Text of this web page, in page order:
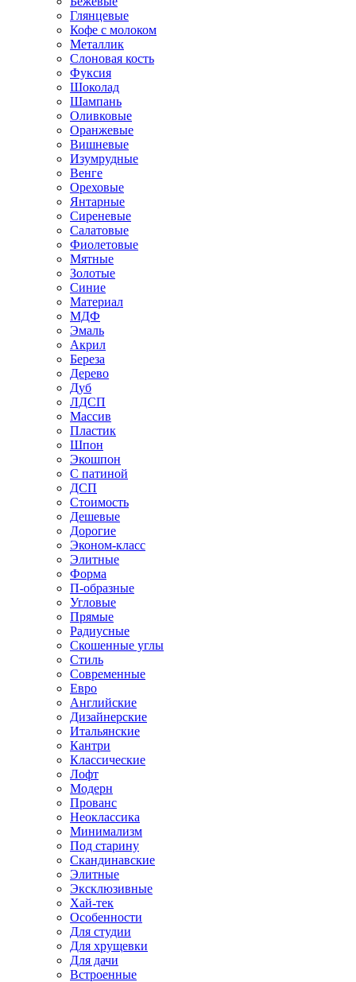
Глянцевые
Кофе с молоком
Металлик
Слоновая кость
Фуксия
Шоколад
Шампань
Оливковые
Оранжевые
Вишневые
Изумрудные
Венге
Ореховые
Янтарные
Сиреневые
Салатовые
Фиолетовые
Мятные
Золотые
Синие
Материал
МДФ
Эмаль
Акрил
Береза
Дерево
Дуб
ЛДСП
Массив
Пластик
Шпон
Экошпон
С патиной
ДСП
Стоимость
Дешевые
Дорогие
Эконом-класс
Элитные
Форма
П-образные
Угловые
Прямые
Радиусные
Скошенные углы
Стиль
Современные
Евро
Английские
Дизайнерские
Итальянские
Кантри
Классические
Лофт
Модерн
Прованс
Неоклассика
Минимализм
Под старину
Скандинавские
Элитные
Эксклюзивные
Хай-тек
Особенности
Для студии
Для хрущевки
Для дачи
Встроенные